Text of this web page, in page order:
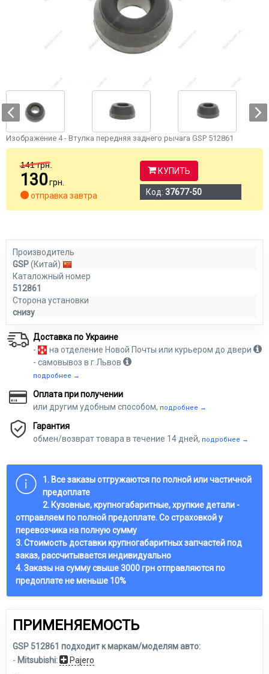
Изображение 4 - Втулка передняя заднего рычага GSP 512861
141 грн.
130грн.
отправка завтра
КУПИТЬ
Код: 37677-50
Производитель
GSP(Китай)
Каталожный номер
512861
Сторона установки
снизу
Доставка по Украине
-
на отделение Новой Почты или курьером до двери
- самовывоз в г.Львов
подробнее →
Оплата при получении
или другим удобным способом, подробнее →
Гарантия
обмен/возврат товара в течение 14 дней, подробнее →
1. Все заказы отгружаются по полной или частичной
предоплате
2. Кузовные, крупногабаритные, хрупкие детали -
отправляем по полной предоплате. Со страховкой у
перевозчика на полную сумму
3. Стоимость доставки крупногабаритных запчастей под
заказ, рассчитывается индивидуально
4. Заказы на сумму свыше 3000 грн отправляются по
предоплате не меньше 10%
ПРИМЕНЯЕМОСТЬ
GSP 512861 подходит к маркам/моделям авто:
- Mitsubishi: Pajero